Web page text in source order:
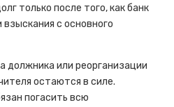
только после того, как банк
с основного
должника или реорганизации
остаются в силе.
погасить всю